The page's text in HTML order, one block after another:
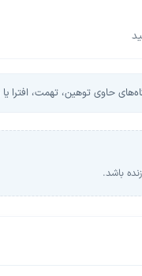
حاوی توهین، تهمت، افترا یا
باشد.